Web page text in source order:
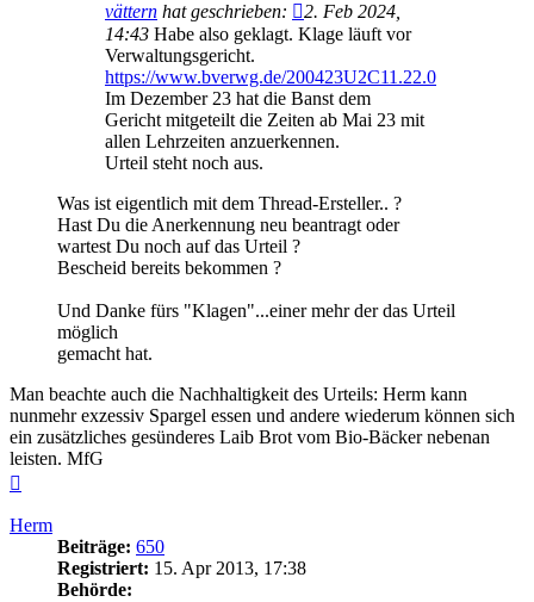
vättern hat geschrieben:
2. Feb 2024,
14:43 Habe also geklagt. Klage läuft vor
Verwaltungsgericht.
https://www.bverwg.de/200423U2C11.22.0
Im Dezember 23 hat die Banst dem
Gericht mitgeteilt die Zeiten ab Mai 23 mit
allen Lehrzeiten anzuerkennen.
Urteil steht noch aus.
Was ist eigentlich mit dem Thread-Ersteller.. ?
Hast Du die Anerkennung neu beantragt oder
wartest Du noch auf das Urteil ?
Bescheid bereits bekommen ?
Und Danke fürs "Klagen"...einer mehr der das Urteil
möglich
gemacht hat.
Man beachte auch die Nachhaltigkeit des Urteils: Herm kann
nunmehr exzessiv Spargel essen und andere wiederum können sich
ein zusätzliches gesünderes Laib Brot vom Bio-Bäcker nebenan
leisten. MfG
Herm
Beiträge: 650
Registriert: 15. Apr 2013, 17:38
Behörde: